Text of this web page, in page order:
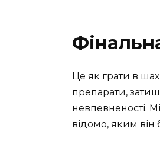
Це як грати в
препарати,
невпевненості.
відомо, яким він